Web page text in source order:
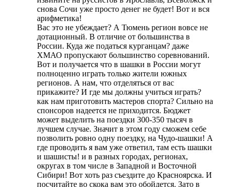
снова Сочи уже просто денег не будет! Вот и вся
арифметика!
Вас это не убеждает? А Тюмень регион вовсе не
дотационный. В отличие от большинства в
России. Куда же податься курганцам? даже
ХМАО пропускают большинство соревнований.
Вот и получается что в шашки в России могут
полноценно играть только жители южных
регионов. А нам, что отделяться от вас
прикажите? И где мы должны учиться играть?
как нам приготовить мастеров спорта? Сильно на
спонсоров надеется не приходится. Бюджет
может выделить на поездки 300-350 тысяч в
лучшем случае. Значит в этом году сможем себе
позволить ровно одну поездку, на Чудо-шашки! А
где проводить я вам уже ответил, там есть шашки
и шашисты! и в разных городах, регионах,
округах в том числе в Западной и Восточной
Сибири! Вот хоть раз съездите до Красноярска. И
посчитайте во скока вам это обойдется. Зато в